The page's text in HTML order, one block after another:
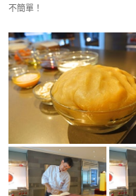
不簡單！